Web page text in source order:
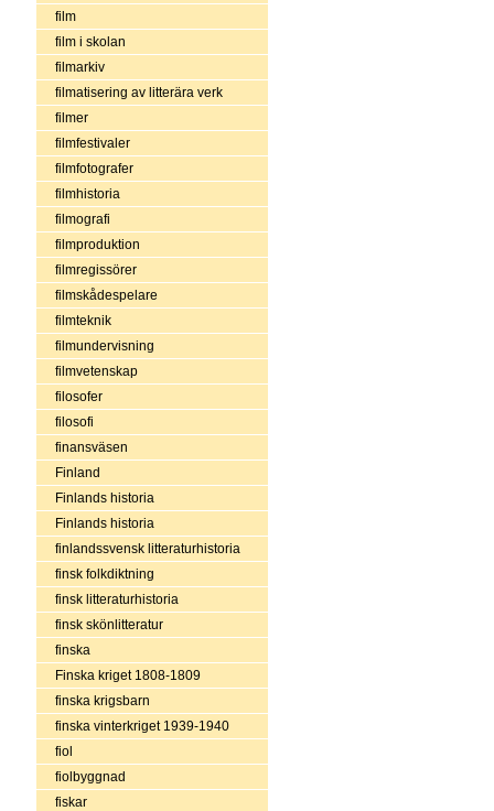
film
film i skolan
filmarkiv
filmatisering av litterära verk
filmer
filmfestivaler
filmfotografer
filmhistoria
filmografi
filmproduktion
filmregissörer
filmskådespelare
filmteknik
filmundervisning
filmvetenskap
filosofer
filosofi
finansväsen
Finland
Finlands historia
Finlands historia
finlandssvensk litteraturhistoria
finsk folkdiktning
finsk litteraturhistoria
finsk skönlitteratur
finska
Finska kriget 1808-1809
finska krigsbarn
finska vinterkriget 1939-1940
fiol
fiolbyggnad
fiskar